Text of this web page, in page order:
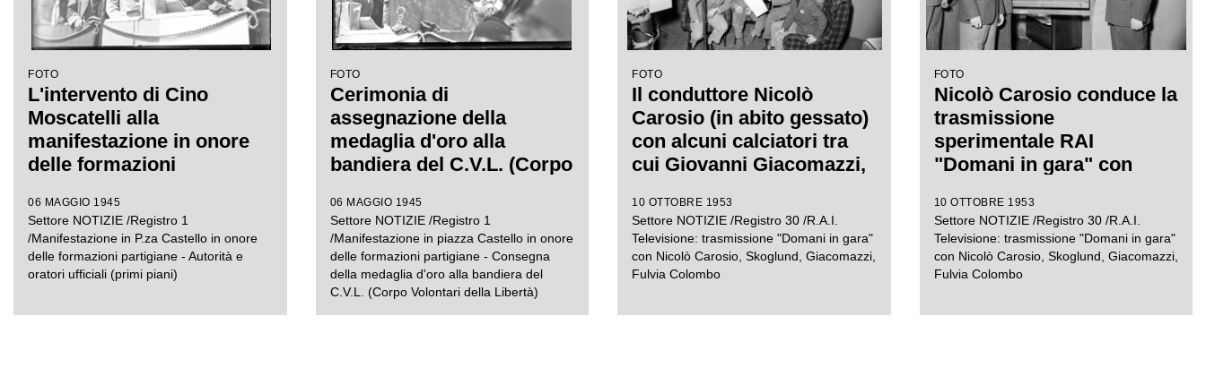
FOTO
L'intervento di Cino
Moscatelli alla
manifestazione in onore
delle formazioni
Castello a Milano
06 MAGGIO 1945
Settore NOTIZIE /Registro 1
/Manifestazione in P.za Castello in onore
delle formazioni partigiane - Autorità e
oratori ufficiali (primi piani)
FOTO
Cerimonia di
assegnazione della
medaglia d'oro alla
bandiera del C.V.L. (Corpo
06 MAGGIO 1945
Settore NOTIZIE /Registro 1
/Manifestazione in piazza Castello in onore
delle formazioni partigiane - Consegna
della medaglia d'oro alla bandiera del
C.V.L. (Corpo Volontari della Libertà)
FOTO
Il conduttore Nicolò
Carosio (in abito gessato)
con alcuni calciatori tra
cui Giovanni Giacomazzi,
Gunnar Gren durante la
trasmissione
sperimentale RAI
"Domani in gara"
10 OTTOBRE 1953
Settore NOTIZIE /Registro 30 /R.A.I.
Televisione: trasmissione "Domani in gara"
con Nicolò Carosio, Skoglund, Giacomazzi,
Fulvia Colombo
FOTO
Nicolò Carosio conduce la
trasmissione
sperimentale RAI
"Domani in gara" con
i calciatori Giovanni
Giacomazzi e Gunnar
Gren commentano la
schedina del Totocalcio
10 OTTOBRE 1953
Settore NOTIZIE /Registro 30 /R.A.I.
Televisione: trasmissione "Domani in gara"
con Nicolò Carosio, Skoglund, Giacomazzi,
Fulvia Colombo